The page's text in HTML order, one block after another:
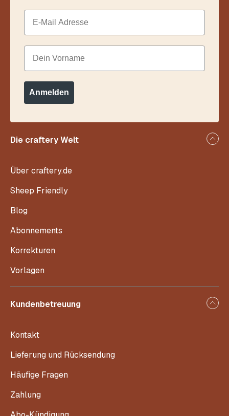
Die craftery Welt
Über craftery.de
Sheep Friendly
Blog
Abonnements
Korrekturen
Vorlagen
Kundenbetreuung
Kontakt
Lieferung und Rücksendung
Häufige Fragen
Zahlung
Email
Dein Vorname
Anmelden